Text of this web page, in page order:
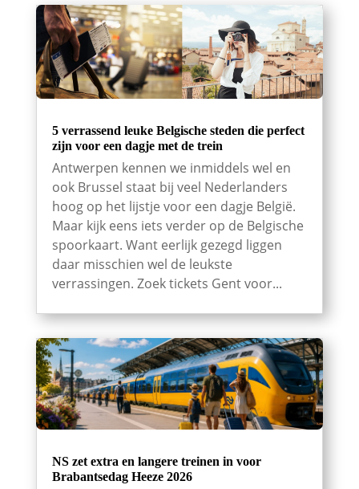
5 verrassend leuke Belgische steden die perfect
zijn voor een dagje met de trein
Antwerpen kennen we inmiddels wel en
ook Brussel staat bij veel Nederlanders
hoog op het lijstje voor een dagje België.
Maar kijk eens iets verder op de Belgische
spoorkaart. Want eerlijk gezegd liggen
daar misschien wel de leukste
verrassingen. Zoek tickets Gent voor...
NS zet extra en langere treinen in voor
Brabantsedag Heeze 2026